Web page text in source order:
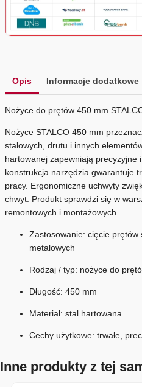
Opis Informacje dodatkowe
Nożyce do prętów 450 mm
Nożyce STALCO 450 mm
stalowych, drutu i innych
hartowanej zapewniają precyzyjne
konstrukcja narzędzia gwarantuje
pracy. Ergonomiczne uchwyty
chwyt. Produkt sprawdzi się w
remontowych i montażowych.
Zastosowanie: cięcie
metalowych
Rodzaj / typ: nożyce do
Długość: 450 mm
Materiał: stal hartowana
Cechy użytkowe: trwałe,
Inne produkty z tej